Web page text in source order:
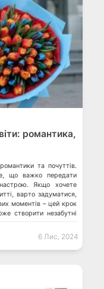
романтика,
та почуттів.
що важко передати
Якщо хочете
варто задуматися,
моментів – цей крок
створити незабутні
6 Лис, 2024